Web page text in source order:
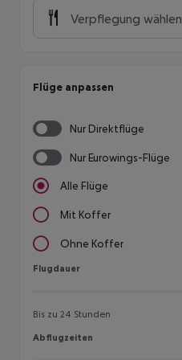
Verpflegung wählen
Flüge anpassen
Nur Direktflüge
Nur Eurowings-Flüge
Alle Flüge
Mit Koffer
Ohne Koffer
Flugdauer
Flugdauer
Bis zu 24 Stunden
Abflugzeiten
Abflugzeiten